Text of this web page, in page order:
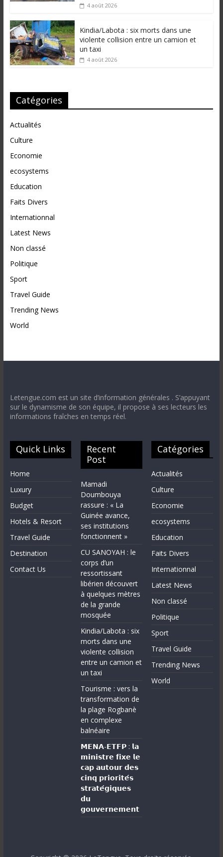
4 août 2026
Kindia/Labota : six morts dans une
violente collision entre un camion et
un taxi
4 août 2026
Catégories
Actualités
Culture
Economie
ecosystems
Education
Faits Divers
Internationnal
Latest News
Non classé
Politique
Sport
Travel Guide
Trending News
World
Letengue.com est un site d’information générales . S’appuyant
sur le dynamisme de son équipe, il propose à ses lecteurs les
informations fraîches en temps réel.
Quick Links
Home
Luxury
Budget
Hotels & Resort
Travel Guide
Destination
Contact Us
Recent
Post
Mamadi
Doumbouya
rassure : « La
Guinée avance,
ses institutions
fonctionnent »
CU SANOYAH : le
corps d’un
ressortissant
libérien découvert
à quelques mètres
de la grande
mosquée
Kindia/Labota : six
morts dans une
violente collision
entre un camion et
un taxi
Tourisme : vers la
transformation de
la plage Rogbanè
en complexe
balnéaire
𝗠𝗘𝗡𝗔-𝗘𝗧𝗙𝗣 : 𝗹𝗮
𝗺𝗶𝗻𝗶𝘀𝘁𝗿𝗲 𝗳𝗶𝘅𝗲 𝗹𝗲
𝗰𝗮𝗽 𝗮𝘂𝘁𝗼𝘂𝗿 𝗱𝗲𝘀
𝗰𝗶𝗻𝗾 𝗽𝗿𝗶𝗼𝗿𝗶𝘁𝗲́𝘀
𝘀𝘁𝗿𝗮𝘁𝗲́𝗴𝗶𝗾𝘂𝗲𝘀
𝗱𝘂
𝗴𝗼𝘂𝘃𝗲𝗿𝗻𝗲𝗺𝗲𝗻𝘁
Catégories
Actualités
Culture
Economie
ecosystems
Education
Faits Divers
Internationnal
Latest News
Non classé
Politique
Sport
Travel Guide
Trending News
World